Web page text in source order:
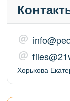
Хорькова